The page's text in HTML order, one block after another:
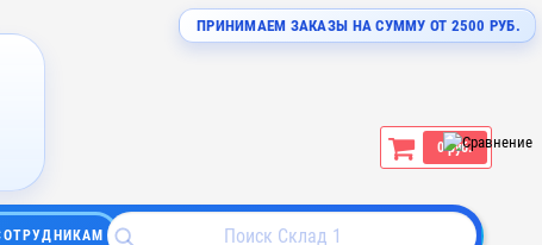
ПРИНИМАЕМ ЗАКАЗЫ НА СУММУ ОТ 2500 РУБ.
0 руб.